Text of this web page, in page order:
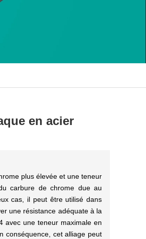
en acier
plus élevée et une teneur
carbure de chrome due au
cas, il peut être utilisé dans
une résistance adéquate à la
avec une teneur maximale en
conséquence, cet alliage peut